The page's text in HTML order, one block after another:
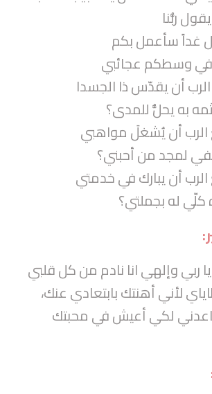
ربُّنا
غداً سأعمل بكم
وسطكم عجائبي
أن يقدّس ذا الجسدا
به يحلُّ للمدى؟
أن يُشغلَ مواهبي
لمجد من أحبني؟
أن يبارك في خدمتي
له بجملتي؟
ربي وإلهي انا نادم من كل قلبي
لأني أهنتك بابتعادي عنك،
لكي أعيش في محبتك